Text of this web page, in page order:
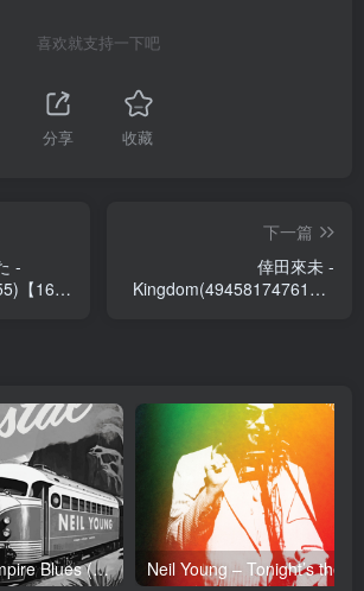
喜欢就支持一下吧
分享 收藏
-
【16bit
下一篇
倖田來未 -
Kingdom(4945817476166)
Neil Young – Vampire Blues (Live) – Single(054391239303)【24bit／96.0kHz】土耳其区